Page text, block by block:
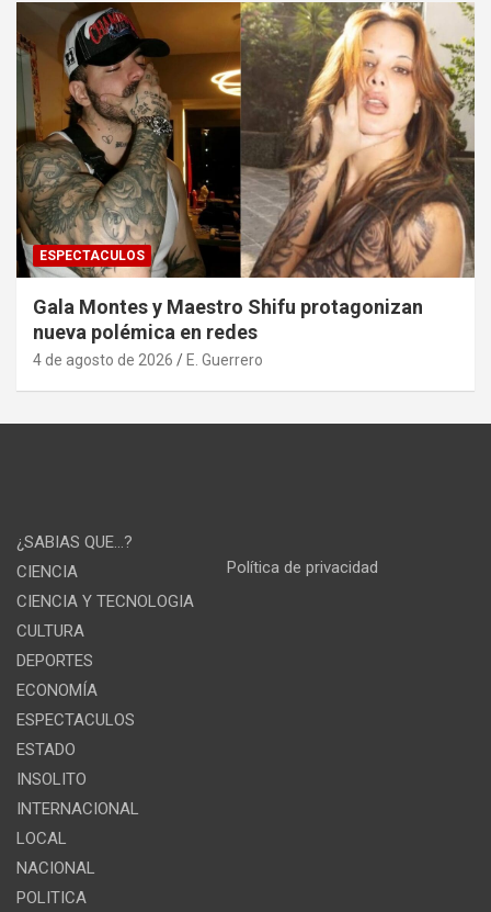
ESPECTACULOS
Gala Montes y Maestro Shifu protagonizan
nueva polémica en redes
4 de agosto de 2026 E. Guerrero
¿SABIAS QUE…?
CIENCIA
CIENCIA Y TECNOLOGIA
CULTURA
DEPORTES
ECONOMÍA
ESPECTACULOS
ESTADO
INSOLITO
INTERNACIONAL
LOCAL
NACIONAL
POLITICA
Política de privacidad